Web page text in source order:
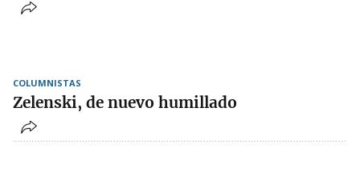
COLUMNISTAS
Zelenski, de nuevo humillado